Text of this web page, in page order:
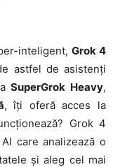
inteligent, Grok 4
astfel de asistenți
SuperGrok Heavy,
, îți oferă acces la
Grok 4
care analizează o
și aleg cel mai